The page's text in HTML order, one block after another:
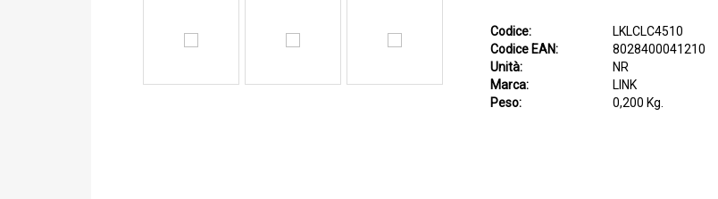
Codice:
LKLCLC4510
Codice EAN:
8028400041210
Unità:
NR
Marca:
LINK
Peso:
0,200 Kg.